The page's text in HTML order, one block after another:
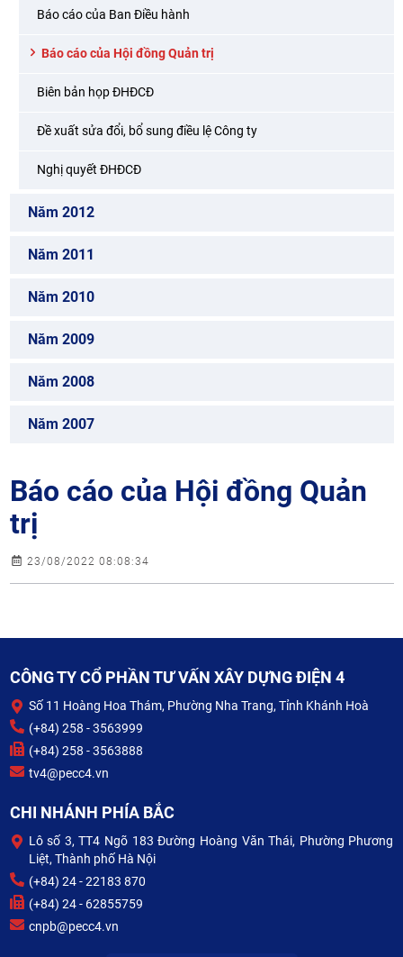
Báo cáo của Ban Điều hành
Báo cáo của Hội đồng Quản trị
Biên bản họp ĐHĐCĐ
Đề xuất sửa đổi, bổ sung điều lệ Công ty
Nghị quyết ĐHĐCĐ
Năm 2012
Năm 2011
Năm 2010
Năm 2009
Năm 2008
Năm 2007
Báo cáo của Hội đồng Quản
trị
23/08/2022 08:08:34
CÔNG TY CỔ PHẦN TƯ VẤN XÂY DỰNG ĐIỆN 4
Số 11 Hoàng Hoa Thám, Phường Nha Trang, Tỉnh Khánh Hoà
(+84) 258 - 3563999
(+84) 258 - 3563888
tv4@pecc4.vn
CHI NHÁNH PHÍA BẮC
Lô số 3, TT4 Ngõ 183 Đường Hoàng Văn Thái, Phường Phương
Liệt, Thành phố Hà Nội
(+84) 24 - 22183 870
(+84) 24 - 62855759
cnpb@pecc4.vn